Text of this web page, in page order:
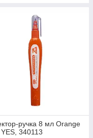
ручка 8 мл Orange
340113